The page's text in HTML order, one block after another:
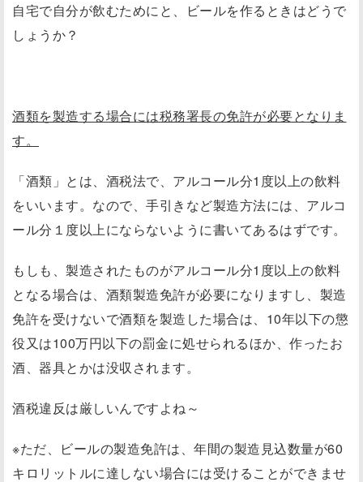
自宅で自分が飲むためにと、ビールを作るときはどうで
しょうか？
酒類を製造する場合には税務署長の免許が必要となりま
す。
「酒類」とは、酒税法で、アルコール分1度以上の飲料
をいいます。なので、手引きなど製造方法には、アルコ
ール分１度以上にならないように書いてあるはずです。
もしも、製造されたものがアルコール分1度以上の飲料
となる場合は、酒類製造免許が必要になりますし、製造
免許を受けないで酒類を製造した場合は、10年以下の懲
役又は100万円以下の罰金に処せられるほか、作ったお
酒、器具とかは没収されます。
酒税違反は厳しいんですよね～
※ただ、ビールの製造免許は、年間の製造見込数量が60
キロリットルに達しない場合には受けることができませ